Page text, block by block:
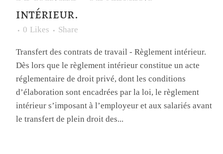
intérieur.
0 Likes Share
Transfert des contrats de travail - Règlement intérieur.
Dès lors que le règlement intérieur constitue un acte
réglementaire de droit privé, dont les conditions
d’élaboration sont encadrées par la loi, le règlement
intérieur s’imposant à l’employeur et aux salariés avant
le transfert de plein droit des...